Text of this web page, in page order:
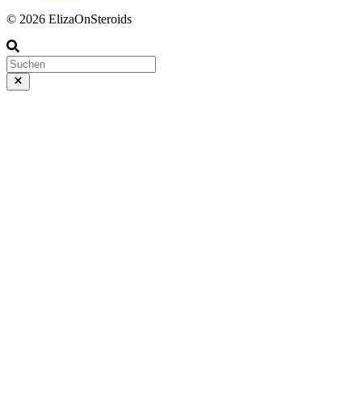
© 2026 ElizaOnSteroids